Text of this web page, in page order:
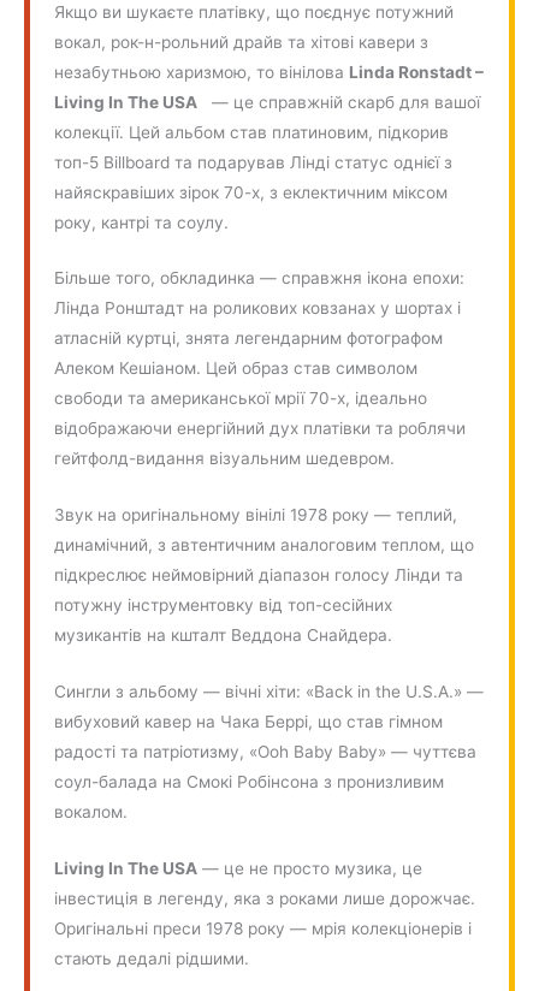
Якщо ви шукаєте платівку, що поєднує потужний
вокал, рок-н-рольний драйв та хітові кавери з
незабутньою харизмою, то вінілова Linda Ronstadt –
Living In The USA — це справжній скарб для вашої
колекції. Цей альбом став платиновим, підкорив
топ-5 Billboard та подарував Лінді статус однієї з
найяскравіших зірок 70-х, з еклектичним міксом
року, кантрі та соулу.
Більше того, обкладинка — справжня ікона епохи:
Лінда Ронштадт на роликових ковзанах у шортах і
атласній куртці, знята легендарним фотографом
Алеком Кешіаном. Цей образ став символом
свободи та американської мрії 70-х, ідеально
відображаючи енергійний дух платівки та роблячи
гейтфолд-видання візуальним шедевром.
Звук на оригінальному вінілі 1978 року — теплий,
динамічний, з автентичним аналоговим теплом, що
підкреслює неймовірний діапазон голосу Лінди та
потужну інструментовку від топ-сесійних
музикантів на кшталт Веддона Снайдера.
Сингли з альбому — вічні хіти: «Back in the U.S.A.» —
вибуховий кавер на Чака Беррі, що став гімном
радості та патріотизму, «Ooh Baby Baby» — чуттєва
соул-балада на Смокі Робінсона з пронизливим
вокалом.
Living In The USA — це не просто музика, це
інвестиція в легенду, яка з роками лише дорожчає.
Оригінальні преси 1978 року — мрія колекціонерів і
стають дедалі рідшими.